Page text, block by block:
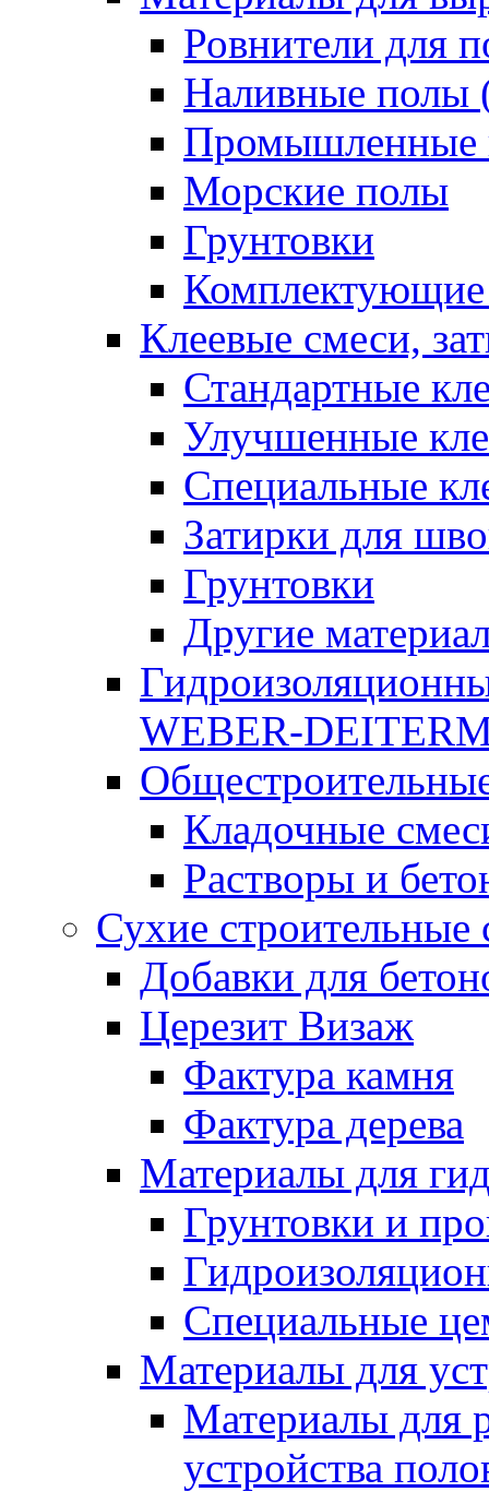
Ровнители для
Наливные полы
Промышленные
Морские полы
Грунтовки
Клеевые смеси,
Стандартные
Улучшенные
Специальные
Затирки для
Грунтовки
Другие
WEBER-
Кладочные
Растворы и
Сухие строительные
Добавки для
Церезит Визаж
Фактура камня
Фактура дерева
Материалы для
Грунтовки и
Специальные
Материалы для
Материалы для
устройства